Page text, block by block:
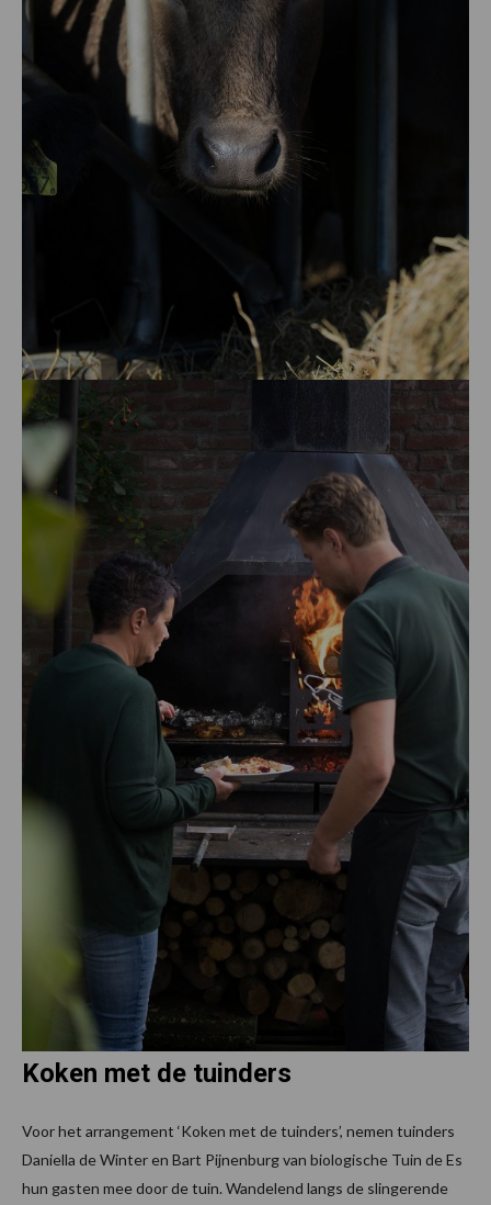
Koken met de tuinders
Voor het arrangement ‘Koken met de tuinders’, nemen tuinders
Daniella de Winter en Bart Pijnenburg van biologische Tuin de Es
hun gasten mee door de tuin. Wandelend langs de slingerende